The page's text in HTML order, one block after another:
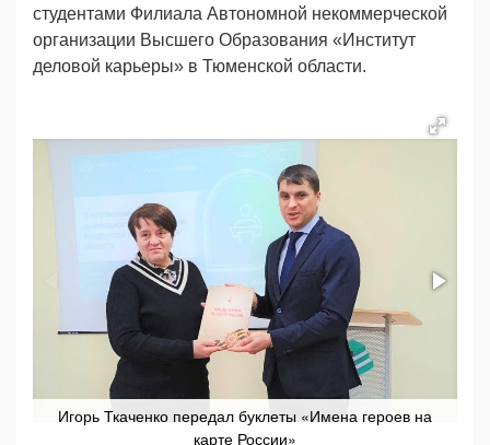
студентами Филиала Автономной некоммерческой
организации Высшего Образования «Институт
деловой карьеры» в Тюменской области.
Игорь Ткаченко передал буклеты «Имена героев на
карте России»